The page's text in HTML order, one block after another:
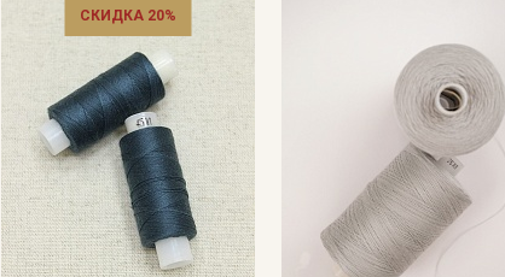
СКИДКА 20%
Мы публикуем здесь
промокоды и скидки до 30%
категории тканей
Электронная почта
Подписаться